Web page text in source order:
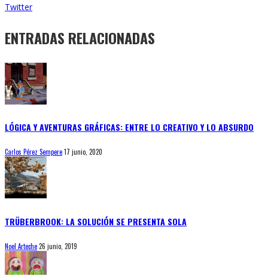
Twitter
ENTRADAS RELACIONADAS
LÓGICA Y AVENTURAS GRÁFICAS: ENTRE LO CREATIVO Y LO ABSURDO
Carlos Pérez Sempere17 junio, 2020
TRÜBERBROOK: LA SOLUCIÓN SE PRESENTA SOLA
Noel Arteche26 junio, 2019